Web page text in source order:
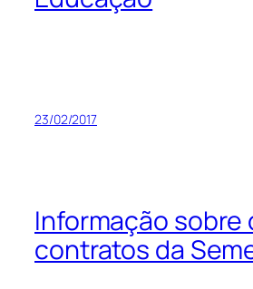
23/02/2017
Informação sobre
contratos da